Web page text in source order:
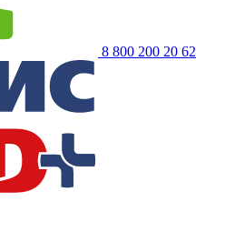
8 800 200 20 62